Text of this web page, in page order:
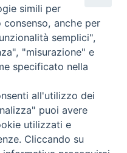
i diritti riservati - Vita
Torna
simili per
anche per
semplici",
"misurazione" e
specificato nella
all'utilizzo dei
puoi avere
utilizzati e
Cliccando su